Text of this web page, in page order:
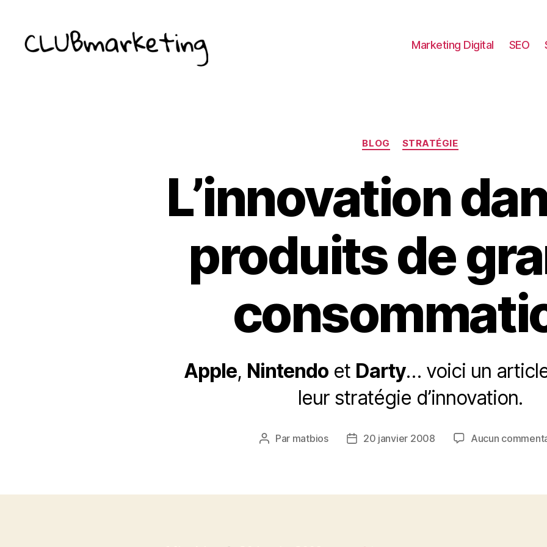
Marketing Digital SEO
Catégories
BLOG STRATÉGIE
L’innovation
produits de
Apple, Nintendo et Darty… voici un
leur stratégie d’innovation.
Auteur
Par matbios
Date20 janvier 2008 Aucun